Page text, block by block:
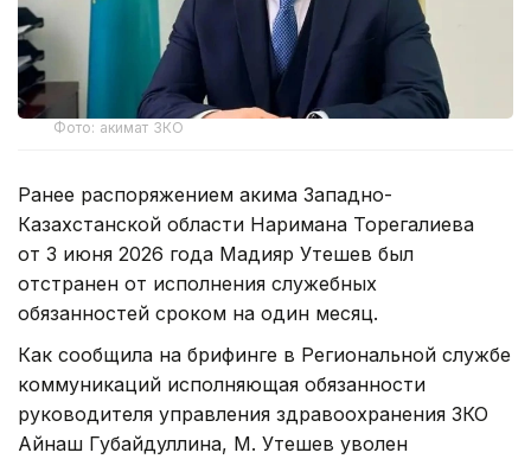
Фото: акимат ЗКО
Ранее распоряжением акима Западно-
Казахстанской области Наримана Торегалиева
от 3 июня 2026 года Мадияр Утешев был
отстранен от исполнения служебных
обязанностей сроком на один месяц.
Как сообщила на брифинге в Региональной службе
коммуникаций исполняющая обязанности
руководителя управления здравоохранения ЗКО
Айнаш Губайдуллина, М. Утешев уволен